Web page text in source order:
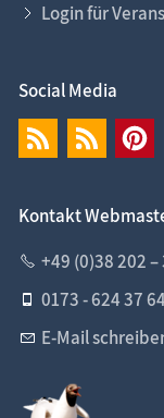
Login für
Social Media
Kontakt
+49 (0)38 202 –
0173 - 624 37 64
E-Mail